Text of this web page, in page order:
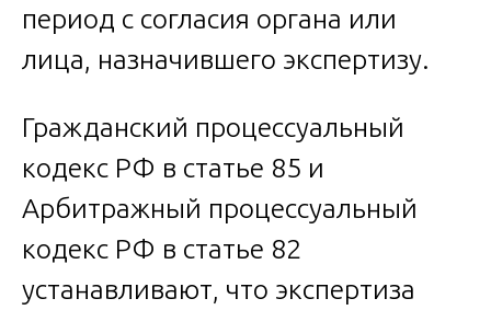
период с согласия органа или
лица, назначившего экспертизу.
Гражданский процессуальный
кодекс РФ в статье 85 и
Арбитражный процессуальный
кодекс РФ в статье 82
устанавливают, что экспертиза